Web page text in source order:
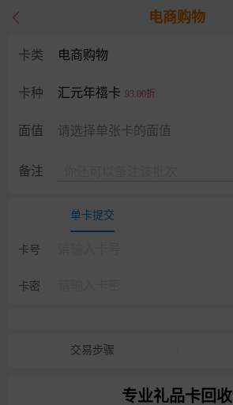
电商购物
卡类 电商购物
卡种 汇元年禧卡 93.00折
面值 请选择单张卡的面值
备注
单卡提交
卡号
卡密
交易步骤
专业礼品卡回收